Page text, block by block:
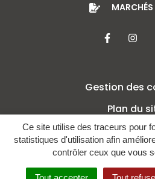
Ce site utilise des traceurs pour
statistiques d'utilisation afin
contrôler ceux que vous
Lien
Gestion des
Plan du
Mentions
Crédits
Politique de